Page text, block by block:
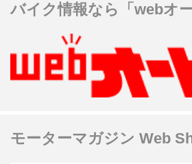
バイク情報なら「webオ
モーターマガジン Web